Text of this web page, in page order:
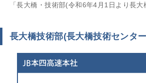
「長大橋・技術部(令和6年4月1日より長
長大橋技術部(長大橋技術センタ